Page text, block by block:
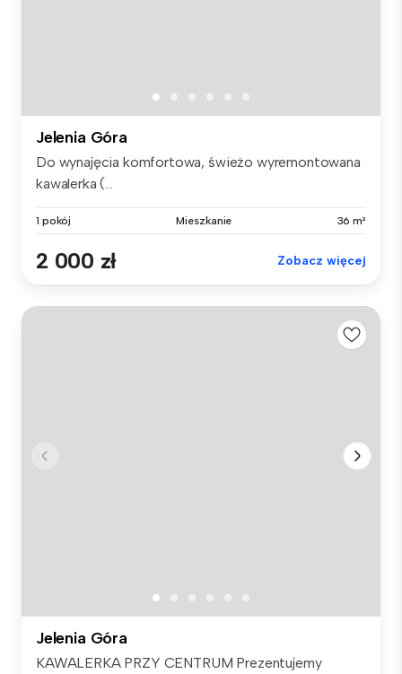
Jelenia Góra
Do wynajęcia komfortowa, świeżo wyremontowana
kawalerka (...
1 pokój Mieszkanie 36 m²
2 000 zł Zobacz więcej
Jelenia Góra
KAWALERKA PRZY CENTRUM Prezentujemy